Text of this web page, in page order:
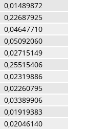
0,01489872
0,22687925
0,04647710
0,05092060
0,02715149
0,25515406
0,02319886
0,02260795
0,03389906
0,01919383
0,02046140